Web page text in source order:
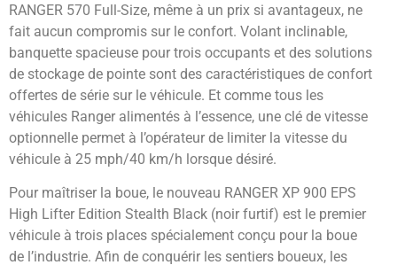
RANGER 570 Full-Size, même à un prix si avantageux, ne
fait aucun compromis sur le confort. Volant inclinable,
banquette spacieuse pour trois occupants et des solutions
de stockage de pointe sont des caractéristiques de confort
offertes de série sur le véhicule. Et comme tous les
véhicules Ranger alimentés à l’essence, une clé de vitesse
optionnelle permet à l’opérateur de limiter la vitesse du
véhicule à 25 mph/40 km/h lorsque désiré.
Pour maîtriser la boue, le nouveau RANGER XP 900 EPS
High Lifter Edition Stealth Black (noir furtif) est le premier
véhicule à trois places spécialement conçu pour la boue
de l’industrie. Afin de conquérir les sentiers boueux, les